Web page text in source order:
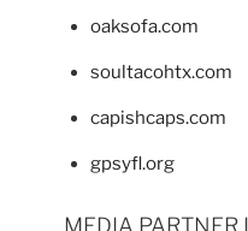
oaksofa.com
soultacohtx.com
capishcaps.com
gpsyfl.org
MEDIA PARTNER